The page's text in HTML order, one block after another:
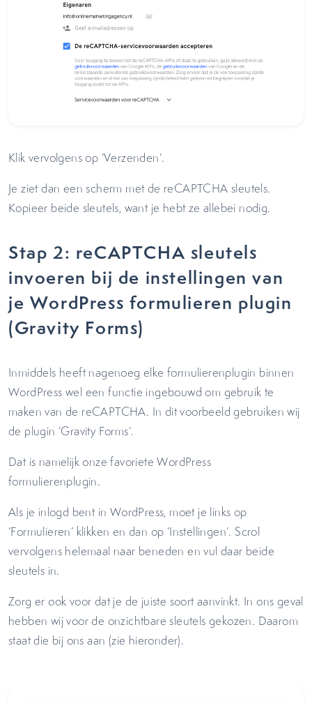
Klik vervolgens op ‘Verzenden’.
Je ziet dan een scherm met de reCAPTCHA sleutels.
Kopieer beide sleutels, want je hebt ze allebei nodig.
Stap 2: reCAPTCHA sleutels
invoeren bij de instellingen van
je WordPress formulieren plugin
(Gravity Forms)
Inmiddels heeft nagenoeg elke formulierenplugin binnen
WordPress wel een functie ingebouwd om gebruik te
maken van de reCAPTCHA. In dit voorbeeld gebruiken wij
de plugin ‘Gravity Forms’.
Dat is namelijk onze favoriete WordPress
formulierenplugin.
Als je inlogd bent in WordPress, moet je links op
‘Formulieren’ klikken en dan op ‘Instellingen’. Scrol
vervolgens helemaal naar beneden en vul daar beide
sleutels in.
Zorg er ook voor dat je de juiste soort aanvinkt. In ons geval
hebben wij voor de onzichtbare sleutels gekozen. Daarom
staat die bij ons aan (zie hieronder).